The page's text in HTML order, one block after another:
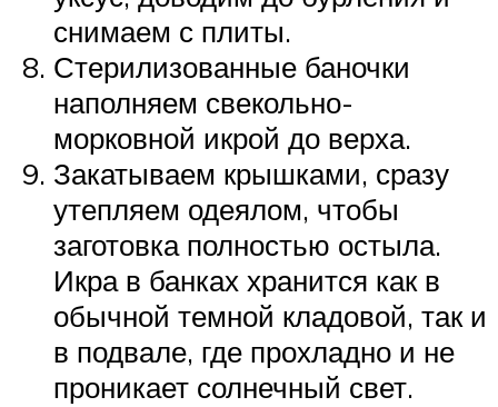
снимаем с плиты.
Стерилизованные баночки
наполняем свекольно-
морковной икрой до верха.
Закатываем крышками, сразу
утепляем одеялом, чтобы
заготовка полностью остыла.
Икра в банках хранится как в
обычной темной кладовой, так и
в подвале, где прохладно и не
проникает солнечный свет.